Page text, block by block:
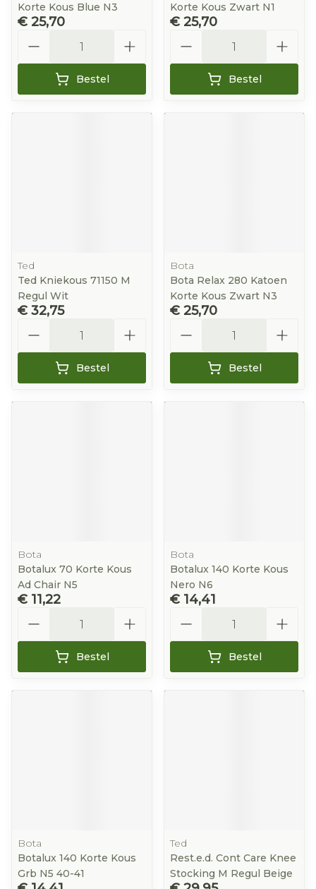
Korte Kous Blue N3
€ 25,70
Bestel
Korte Kous Zwart N1
€ 25,70
Bestel
Ted
Ted Kniekous 71150 M
Regul Wit
€ 32,75
Bestel
Bota
Bota Relax 280 Katoen
Korte Kous Zwart N3
€ 25,70
Bestel
Bota
Botalux 70 Korte Kous
Ad Chair N5
€ 11,22
Bestel
Bota
Botalux 140 Korte Kous
Nero N6
€ 14,41
Bestel
Bota
Botalux 140 Korte Kous
Grb N5 40-41
Ted
Rest.e.d. Cont Care Knee
Stocking M Regul Beige